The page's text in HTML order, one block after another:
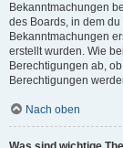
Bekanntmachungen
des Boards, in dem
Bekanntmachungen
erstellt wurden. Wie
Berechtigungen ab,
Berechtigungen
Nach oben